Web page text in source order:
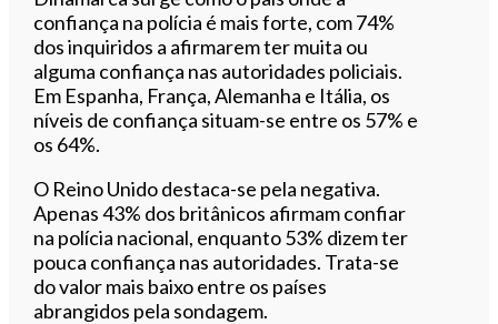
confiança na polícia é mais forte, com 74%
dos inquiridos a afirmarem ter muita ou
alguma confiança nas autoridades policiais.
Em Espanha, França, Alemanha e Itália, os
níveis de confiança situam-se entre os 57% e
os 64%.
O Reino Unido destaca-se pela negativa.
Apenas 43% dos britânicos afirmam confiar
na polícia nacional, enquanto 53% dizem ter
pouca confiança nas autoridades. Trata-se
do valor mais baixo entre os países
abrangidos pela sondagem.